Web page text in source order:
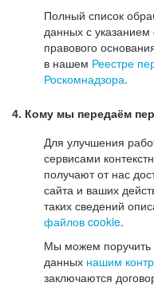
Полный список
данных с указанием
правового
в нашем Реестре
Роскомнадзора.
4. Кому мы передаём
Для улучшения
сервисами
получают от нас
сайта и ваших
таких сведений
файлов cookie.
Мы можем поручить
данных нашим
заключаются